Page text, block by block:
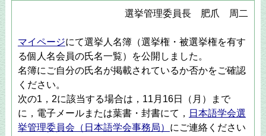
選挙管理委員長 肥爪 周二
マイページにて選挙人名簿（選挙権・被選挙権を有す
る個人名会員の氏名一覧）を公開しました。
名簿にご自分の氏名が掲載されているか否かをご確認
ください。
次の1，2に該当する場合は，11月16日（月）まで
に，電子メールまたは葉書・封書にて， 日本語学会選
挙管理委員会（日本語学会事務局） にご連絡ください